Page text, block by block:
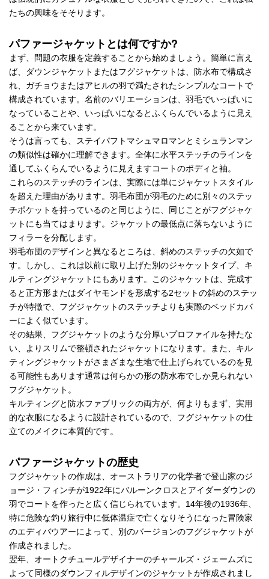
たちの興味をそそります。
パファージャケットとは何ですか?
まず、問題の衣服を定義することから始めましょう。簡単に言え
ば、ダウンジャケットまたはフグジャケットは、防水布で構成さ
れ、ガチョウまたはアヒルの羽で満たされたシンプルなコートで
構成されています。名前のバリエーションは、羽毛でいっぱいに
なっていることや、いっぱいになるとふくらんでいるように見え
ることから来ています。
そうは言っても、ステイパフトマシュマロマンとミシュランマン
の類似性は確かに理解できます。全体に水平ステッチのラインを
通してふくらんでいるように見えますコートのボディと袖。
これらのステッチのラインは、実際には単にジャケットスタイル
を超えた理由があります。羽毛布団が羽毛のために別々のステッ
チポケットを持っているのと同じように、同じことがフグジャケ
ットにも当てはまります。ジャケットの最低点に落ちないように
フィラーを分配します。
羽毛布団のデザインと異なるところは、斜めのステッチの欠如で
す。しかし、これは以前に取り上げた別のジャケットタイプ、キ
ルティングジャケットにもあります。このジャケットは、完成す
ると正方形またはダイヤモンドを形成する2セットの斜めのステッ
チが特徴で、フグジャケットのステッチよりも実際のベッドカバ
ーによく似ています。
その結果、フグジャケットのような分厚いプロファイルを持たな
い、よりスリムで整頓されたジャケットになります。また、キル
ティングジャケットがさまざまな生地で仕上げられているのを見
る可能性もあります通常は何らかの形の防水布でしか見られない
フグジャケット。
キルティングと防水ファブリックの両方が、何よりもまず、実用
的な衣服になるように設計されているので、フグジャケットの仕
立てのメイクに本質的です。
パファージャケットの歴史
フグジャケットの作成は、オーストラリアの化学者で登山家のジ
ョージ・フィンチが1922年にバルーンクロスとアイダーダウンの
羽でコートを作ったと広く信じられています。14年後の1936年、
特に危険な釣り旅行中に低体温症で亡くなりそうになった冒険家
のエディバウアーによって、別のバージョンのフグジャケットが
作成されました。
翌年、オートクチュールデザイナーのチャールズ・ジェームズに
よって同様のダウンフィルデザインのジャケットが作成されまし